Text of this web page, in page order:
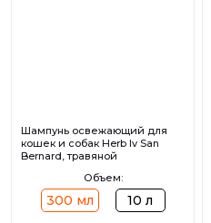
Шампунь освежающий для
кошек и собак Herb Iv San
Bernard, травяной
Объем:
300 мл 10 л